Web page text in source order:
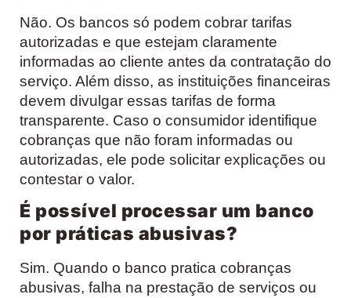
Não. Os bancos só podem cobrar tarifas
autorizadas e que estejam claramente
informadas ao cliente antes da contratação do
serviço. Além disso, as instituições financeiras
devem divulgar essas tarifas de forma
transparente. Caso o consumidor identifique
cobranças que não foram informadas ou
autorizadas, ele pode solicitar explicações ou
contestar o valor.
É possível processar um banco
por práticas abusivas?
Sim. Quando o banco pratica cobranças
abusivas, falha na prestação de serviços ou